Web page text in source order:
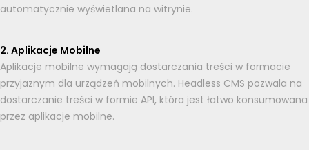
automatycznie wyświetlana na witrynie.
2. Aplikacje Mobilne
Aplikacje mobilne wymagają dostarczania treści w formacie
przyjaznym dla urządzeń mobilnych. Headless CMS pozwala na
dostarczanie treści w formie API, która jest łatwo konsumowana
przez aplikacje mobilne.